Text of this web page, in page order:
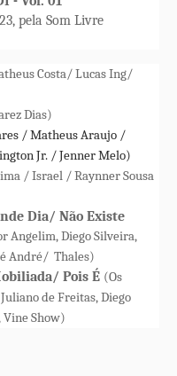
pela Som Livre
Costa/ Lucas Ing/
Dias)
/ Matheus Araujo /
Jr. / Jenner Melo)
/ Israel / Raynner Sousa
Dia/ Não Existe
Angelim, Diego Silveira,
André/ Thales)
Pois É (Os
de Freitas, Diego
Show)